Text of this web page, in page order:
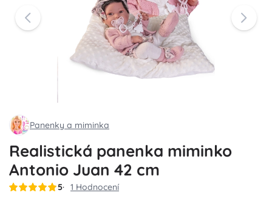
Panenky a miminka
Realistická panenka miminko
Antonio Juan 42 cm
5 1 Hodnocení